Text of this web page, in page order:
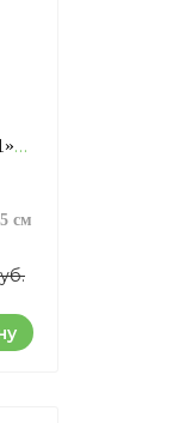
Шкаф для одежды «KOB11», отделка: старение (сосна)
см